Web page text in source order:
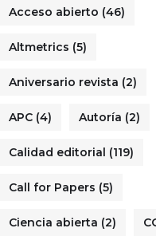
Acceso abierto (46)
Altmetrics (5)
Aniversario revista (2)
APC (4) Autoría (2)
Calidad editorial (119)
Call for Papers (5)
Ciencia abierta (2)